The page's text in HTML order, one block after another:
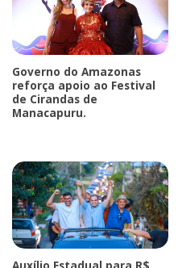
Governo do Amazonas
reforça apoio ao Festival
de Cirandas de
Manacapuru.